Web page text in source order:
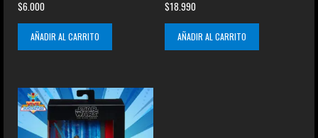
$6.000
AÑADIR AL CARRITO
$18.990
AÑADIR AL CARRITO